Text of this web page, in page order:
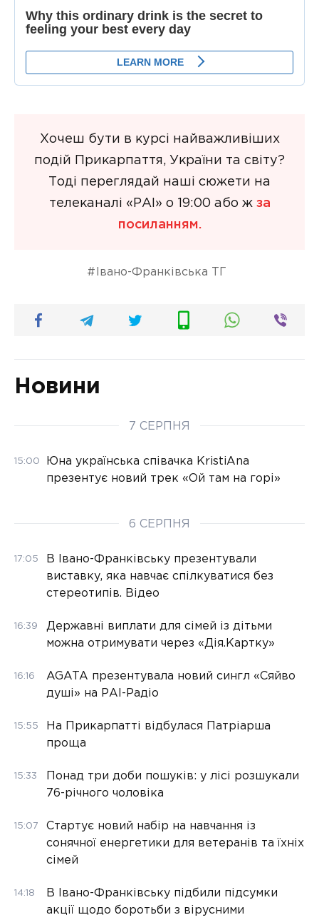
Хочеш бути в курсі найважливіших
подій Прикарпаття, України та світу?
Тоді переглядай наші сюжети на
телеканалі «РАІ» о 19:00 або ж за
посиланням.
Івано-Франківська ТГ
Новини
7 СЕРПНЯ
15:00
Юна українська співачка KristiAna
презентує новий трек «Ой там на горі»
6 СЕРПНЯ
17:05
В Івано-Франківську презентували
виставку, яка навчає спілкуватися без
стереотипів. Відео
16:39
Державні виплати для сімей із дітьми
можна отримувати через «Дія.Картку»
16:16
AGATA презентувала новий сингл «Сяйво
душі» на РАІ-Радіо
15:55
На Прикарпатті відбулася Патріарша
проща
15:33
Понад три доби пошуків: у лісі розшукали
76-річного чоловіка
15:07
Стартує новий набір на навчання із
сонячної енергетики для ветеранів та їхніх
сімей
14:18
В Івано-Франківську підбили підсумки
акції щодо боротьби з вірусними